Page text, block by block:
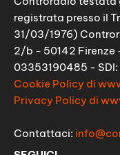
registrata presso il
31/03/1976)
2/b - 50142 Firenze
03353190485 - SDI:
Cookie Policy di
Privacy Policy di
Contattaci: